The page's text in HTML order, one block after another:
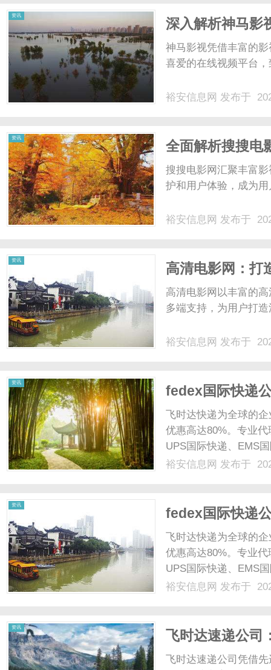
资讯
深入解析神马影
神马影视凭借丰富的
喜爱的在线视频平台
裕安信息网 发布于
资讯
全面解析搜搜电
搜搜电影网汇聚丰富
护和用户体验，成为
裕安信息网 发布于
资讯
高清电影网：打
高清电影网以丰富的
多端支持，为用户打
裕安信息网 发布于
资讯
fedex国际快递
fedex国际快递
飞时达快递为全球的
优惠高达80%。专业
UPS国际快递、EMS
业务。fedex联邦快递
裕安信息网 发布于
资讯
fedex国际快递
中国业务。
格,FedEx国际快
飞时达快递为全球的
优惠高达80%。专业
UPS国际快递、EMS
业务。
裕安信息网 发布于
资讯
飞时达速递公司
飞时达速递公司凭借